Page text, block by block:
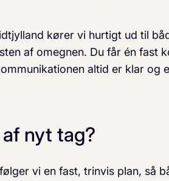
kører vi hurtigt ud til
af omegnen. Du får én fast
altid er klar og
nyt tag?
vi en fast, trinvis plan, så